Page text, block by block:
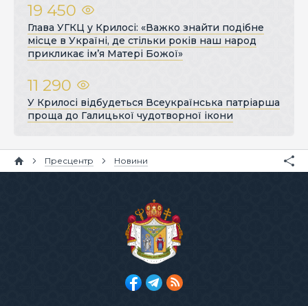
19 450
Глава УГКЦ у Крилосі: «Важко знайти подібне
місце в Україні, де стільки років наш народ
прикликає ім’я Матері Божої»
11 290
У Крилосі відбудеться Всеукраїнська патріарша
проща до Галицької чудотворної ікони
Пресцентр Новини